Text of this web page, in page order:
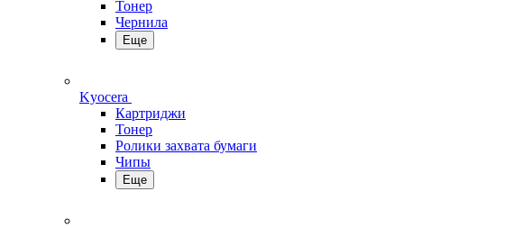
Тонер
Чернила
Еще
Kyocera
Картриджи
Тонер
Ролики захвата бумаги
Чипы
Еще